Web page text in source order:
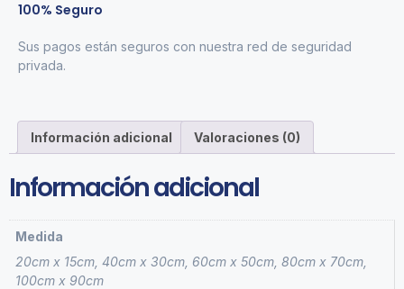
100% Seguro
Sus pagos están seguros con nuestra red de seguridad
privada.
Información adicional Valoraciones (0)
Información adicional
Medida
20cm x 15cm, 40cm x 30cm, 60cm x 50cm, 80cm x 70cm,
100cm x 90cm